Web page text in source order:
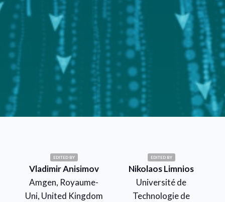
EDITED BY
Vladimir Anisimov
Amgen, Royaume-
Uni, United Kingdom
EDITED BY
Nikolaos Limnios
Université de
Technologie de